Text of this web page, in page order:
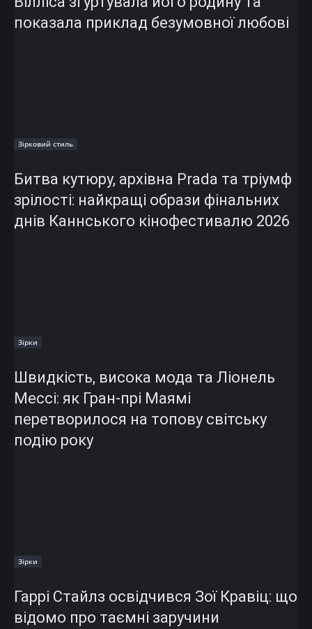
показала приклад безумовної любові
Зірковий стиль
Битва кутюру, архівна Prada та тріумф
зрілості: найкращі образи фінальних
днів Каннського кінофестивалю 2026
Зірки
Швидкість, висока мода та Ліонель
Мессі: як Гран-прі Маямі
перетворилося на топову світську
подію року
Зірки
Гаррі Стайлз освідчився Зої Кравіц: що
відомо про таємні заручини